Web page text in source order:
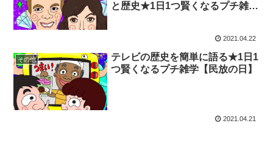
と歴史★1日1つ賢くなるプチ雑学
2021.04.22
その他
テレビの歴史を簡単に語る★1日1
つ賢くなるプチ雑学【民放の日】
2021.04.21